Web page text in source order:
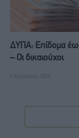
ΔΥΠΑ: Επίδομα
– Οι δικαιούχοι
5 Αυγούστου, 2026